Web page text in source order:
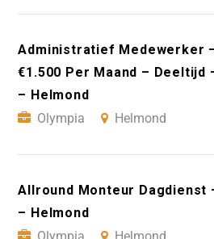
Administratief Medewerker
€1.500 Per Maand – Deeltijd
– Helmond
Olympia
Helmond
Allround Monteur Dagdienst
– Helmond